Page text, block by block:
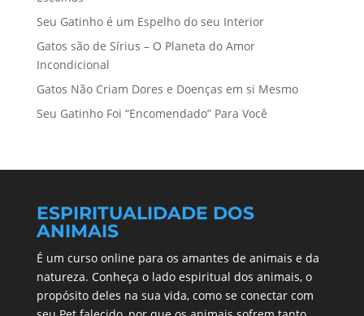
Seu Gatinho é um Espelho do seu Interior
Gatos são de Sírius – O Planeta do Amor
Incondicional
Gatos Não Criam Dores e Doenças em si Mesmo
Seu Gatinho Foi “Encomendado” Para Você
ESPIRITUALIDADE DOS
ANIMAIS
É um curso online para os amantes de animais e da
natureza. Conheça o lado espiritual dos animais, o
propósito deles na sua vida, como se conectar com